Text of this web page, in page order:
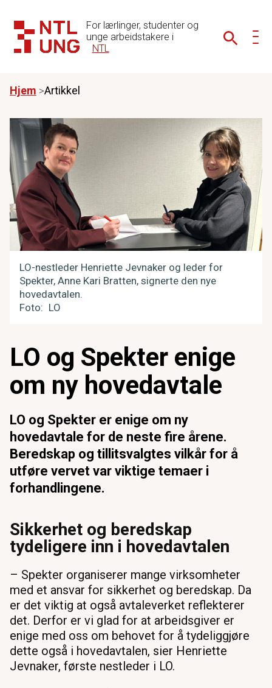
For lærlinger, studenter og
unge arbeidstakere i
NTL
Hjem Artikkel
LO-nestleder Henriette Jevnaker og leder for
Spekter, Anne Kari Bratten, signerte den nye
hovedavtalen.
Foto
LO
LO og Spekter enige
om ny hovedavtale
LO og Spekter er enige om ny
hovedavtale for de neste fire årene.
Beredskap og tillitsvalgtes vilkår for å
utføre vervet var viktige temaer i
forhandlingene.
Sikkerhet og beredskap
tydeligere inn i hovedavtalen
– Spekter organiserer mange virksomheter
med et ansvar for sikkerhet og beredskap. Da
er det viktig at også avtaleverket reflekterer
det. Derfor er vi glad for at arbeidsgiver er
enige med oss om behovet for å tydeliggjøre
dette også i hovedavtalen, sier Henriette
Jevnaker, første nestleder i LO.